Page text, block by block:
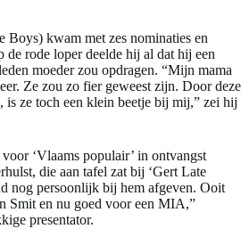
Boys) kwam met zes nominaties en
de rode loper deelde hij al dat hij een
moeder zou opdragen. “Mijn mama
Ze zou zo fier geweest zijn. Door deze
is ze toch een klein beetje bij mij,” zei hij
‘Vlaams populair’ in ontvangst
die aan tafel zat bij ‘Gert Late
nog persoonlijk bij hem afgeven. Ooit
Smit en nu goed voor een MIA,”
presentator.